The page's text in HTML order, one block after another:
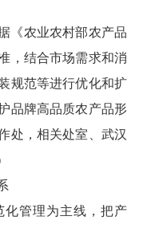
《农业农村部农产品
，结合市场需求和消
规范等进行优化和扩
品牌高品质农产品形
处，相关处室、武汉
化管理为主线，把产